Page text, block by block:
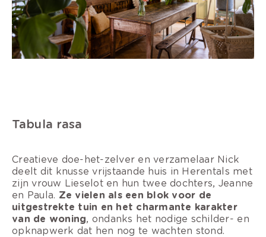
Tabula rasa
Creatieve doe-het-zelver en verzamelaar Nick
deelt dit knusse vrijstaande huis in Herentals met
zijn vrouw Lieselot en hun twee dochters, Jeanne
en Paula. Ze vielen als een blok voor de
uitgestrekte tuin en het charmante karakter
van de woning, ondanks het nodige schilder- en
opknapwerk dat hen nog te wachten stond.